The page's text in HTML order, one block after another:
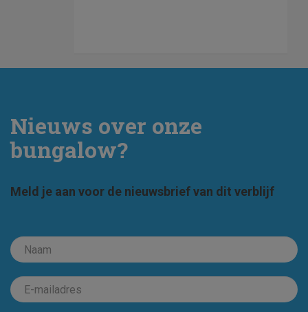
Nieuws over onze
bungalow?
Meld je aan voor de nieuwsbrief van dit verblijf